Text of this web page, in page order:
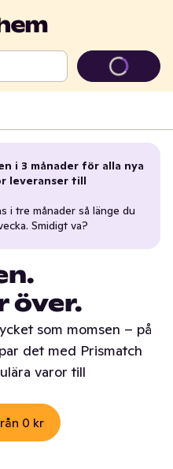
i 3 månader för alla nya
leveranser till
i tre månader så länge du
Smidigt va?
över.
som momsen – på
det med Prismatch
varor till
0 kr